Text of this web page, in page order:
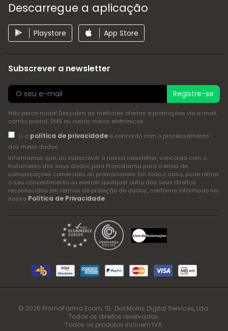
Descarregue a aplicação
Playstore App Store
Subscrever a newsletter
Registre-se
Não perca nada! Descubra as melhores ofertas e promoções via e-mail,
cartão postal, SMS ou outros meios eletrónicos
Li a política de privacidadee concordo com o processamento
dos meus dados
Informamos que, ao subscrever a nossa newsletter, concorda com o
tratamento dos seus dados pela Promofarma para o envio de
comunicações comerciais ou promocionais. Em todo o caso, pode retirar
o seu consentimento ou exercer qualquer outro dos seus direitos
reconhecidos em termos de proteção de dados, conforme informado na
nossa Política de Privacidade.
© 2026 PromoFarma Ecom, SL. DocMorris Digital Services, Lda.
Todos os direitos reservados.
Todos os produtos incluem IVA.